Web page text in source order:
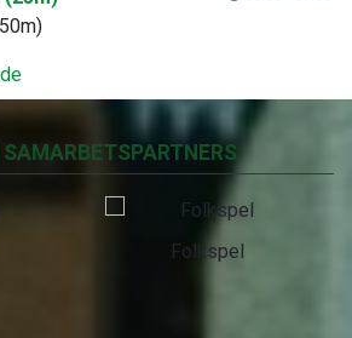
SAMARBETSPARTNERS
Folkspel